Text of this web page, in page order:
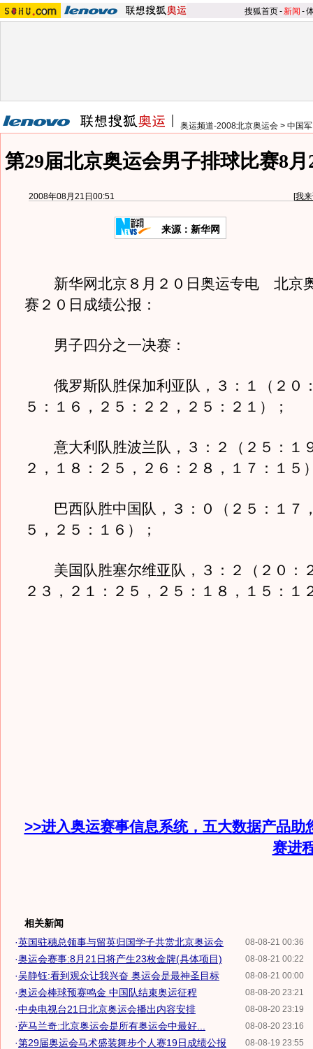
搜狐首页-新闻 -
奥运频道-2008北京奥运会 > 中国
第29届北京奥运会男子排球比赛8
2008年08月21日00:51 [我
来源：新华网
新华网北京８月２０日奥运专电 北京
赛２０日成绩公报：
男子四分之一决赛：
俄罗斯队胜保加利亚队，３：１（２０
５：１６，２５：２２，２５：２１）；
意大利队胜波兰队，３：２（２５：１
２，１８：２５，２６：２８，１７：１５
巴西队胜中国队，３：０（２５：１７
５，２５：１６）；
美国队胜塞尔维亚队，３：２（２０：
２３，２１：２５，２５：１８，１５：１
>>进入奥运赛事信息系统，五大数据产品助
赛进
相关新闻
08-08-21 00:36
·英国驻穗总领事与留英归国学子共赏北京奥运会
08-08-21 00:22
·奥运会赛事:8月21日将产生23枚金牌(具体项目)
08-08-21 00:00
·吴静钰:看到观众让我兴奋 奥运会是最神圣目标
08-08-20 23:21
·奥运会棒球预赛鸣金 中国队结束奥运征程
08-08-20 23:19
·中央电视台21日北京奥运会播出内容安排
08-08-20 23:16
·萨马兰奇:北京奥运会是所有奥运会中最好...
08-08-19 23:55
·第29届奥运会马术盛装舞步个人赛19日成绩公报